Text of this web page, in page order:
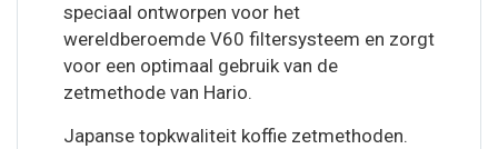
speciaal ontworpen voor het
wereldberoemde V60 filtersysteem en zorgt
voor een optimaal gebruik van de
zetmethode van Hario.
Japanse topkwaliteit koffie zetmethoden.